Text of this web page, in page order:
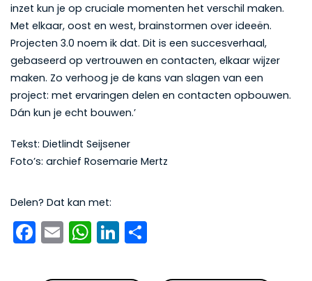
inzet kun je op cruciale momenten het verschil maken.
Met elkaar, oost en west, brainstormen over ideeën.
Projecten 3.0 noem ik dat. Dit is een succesverhaal,
gebaseerd op vertrouwen en contacten, elkaar wijzer
maken. Zo verhoog je de kans van slagen van een
project: met ervaringen delen en contacten opbouwen.
Dán kun je echt bouwen.’
Tekst: Dietlindt Seijsener
Foto’s: archief Rosemarie Mertz
Delen? Dat kan met:
Facebook
EmailWhatsApp
LinkedIn